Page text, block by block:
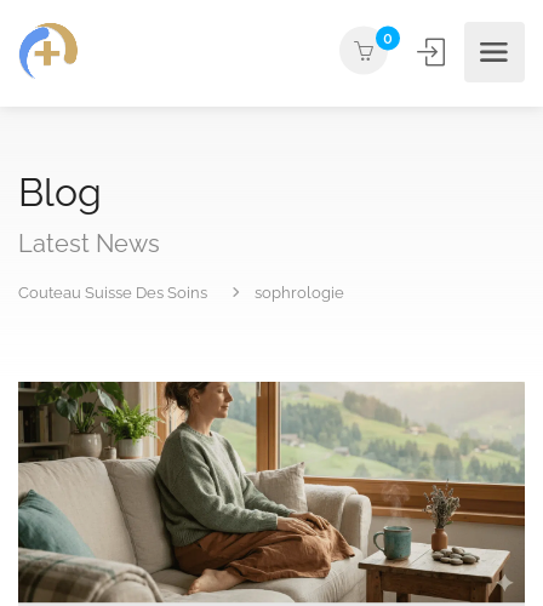
0
Blog
Latest News
Couteau Suisse Des Soins sophrologie